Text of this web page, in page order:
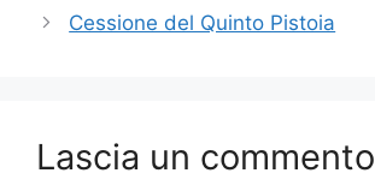
Cessione del Quinto Pistoia
Lascia un commento